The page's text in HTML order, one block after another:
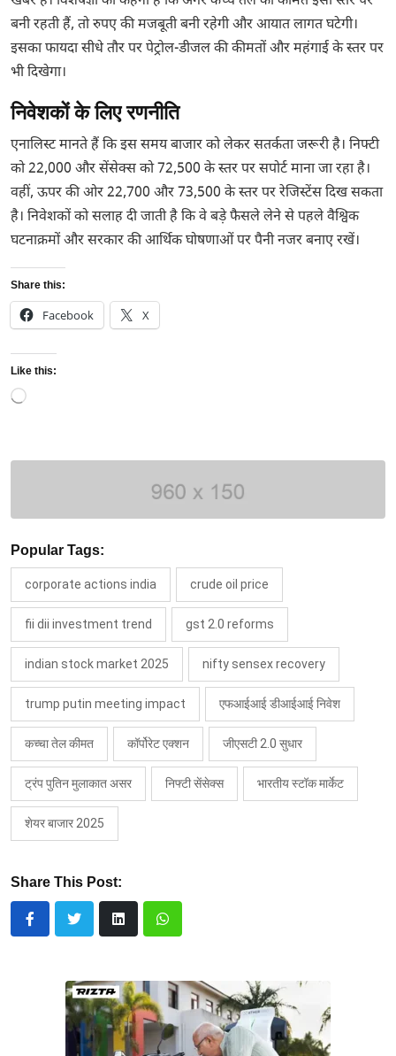
बनी रहती हैं, तो रुपए की मजबूती बनी रहेगी और आयात लागत घटेगी।
इसका फायदा सीधे तौर पर पेट्रोल-डीजल की कीमतों और महंगाई के स्तर पर
भी दिखेगा।
निवेशकों के लिए रणनीति
एनालिस्ट मानते हैं कि इस समय बाजार को लेकर सतर्कता जरूरी है। निफ्टी
को 22,000 और सेंसेक्स को 72,500 के स्तर पर सपोर्ट माना जा रहा है।
वहीं, ऊपर की ओर 22,700 और 73,500 के स्तर पर रेजिस्टेंस दिख सकता
है। निवेशकों को सलाह दी जाती है कि वे बड़े फैसले लेने से पहले वैश्विक
घटनाक्रमों और सरकार की आर्थिक घोषणाओं पर पैनी नजर बनाए रखें।
Share this:
Facebook X
Like this:
Loading…
Popular Tags:
corporate actions india crude oil price
fii dii investment trend gst 2.0 reforms
indian stock market 2025 nifty sensex recovery
trump putin meeting impact एफआईआई डीआईआई निवेश
कच्चा तेल कीमत कॉर्पोरेट एक्शन जीएसटी 2.0 सुधार
ट्रंप पुतिन मुलाकात असर निफ्टी सेंसेक्स भारतीय स्टॉक मार्केट
शेयर बाजार 2025
Share This Post: